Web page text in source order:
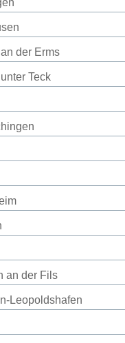
der Erms
Teck
an der Fils
Leopoldshafen